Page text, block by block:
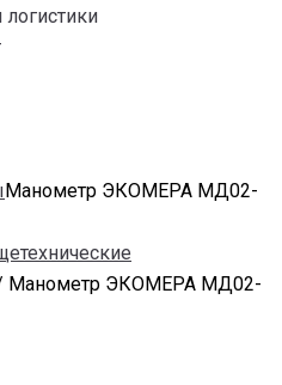
Манометр ЭКОМЕРА МД02-
Манометр ЭКОМЕРА МД02-